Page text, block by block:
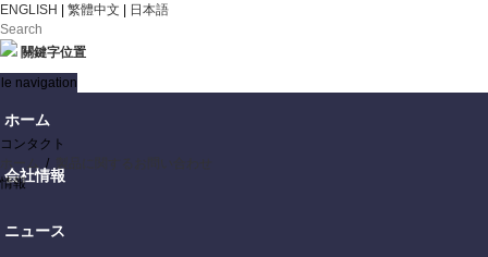
ENGLISH 繁體中文 日本語
關鍵字位置
navigation
ホーム
会社情報
ニュース
コンタクト
ホーム
/
製品に関するお問い合わせ
情報